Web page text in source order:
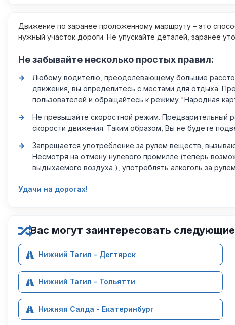
Движение по заранее проложенному маршруту – это
нужный участок дороги. Не упускайте деталей, заранее
Не забывайте несколько простых правил:
Любому водителю, преодолевающему большие
движения, вы определитесь с местами для отдыха.
пользователей и обращайтесь к режиму "Народная
Не превышайте скоростной режим. Предварительный
скорости движения. Таким образом, Вы не будете
Запрещается употребление за рулем веществ,
Несмотря на отмену нулевого промилле (теперь
выдыхаемого воздуха ), употреблять алкоголь за
Удачи на дорогах!
Вас могут заинтересовать
Нижний Тагил - Дегтярск
Нижний Тагил - Тольятти
Нижняя Салда - Екатеринбург